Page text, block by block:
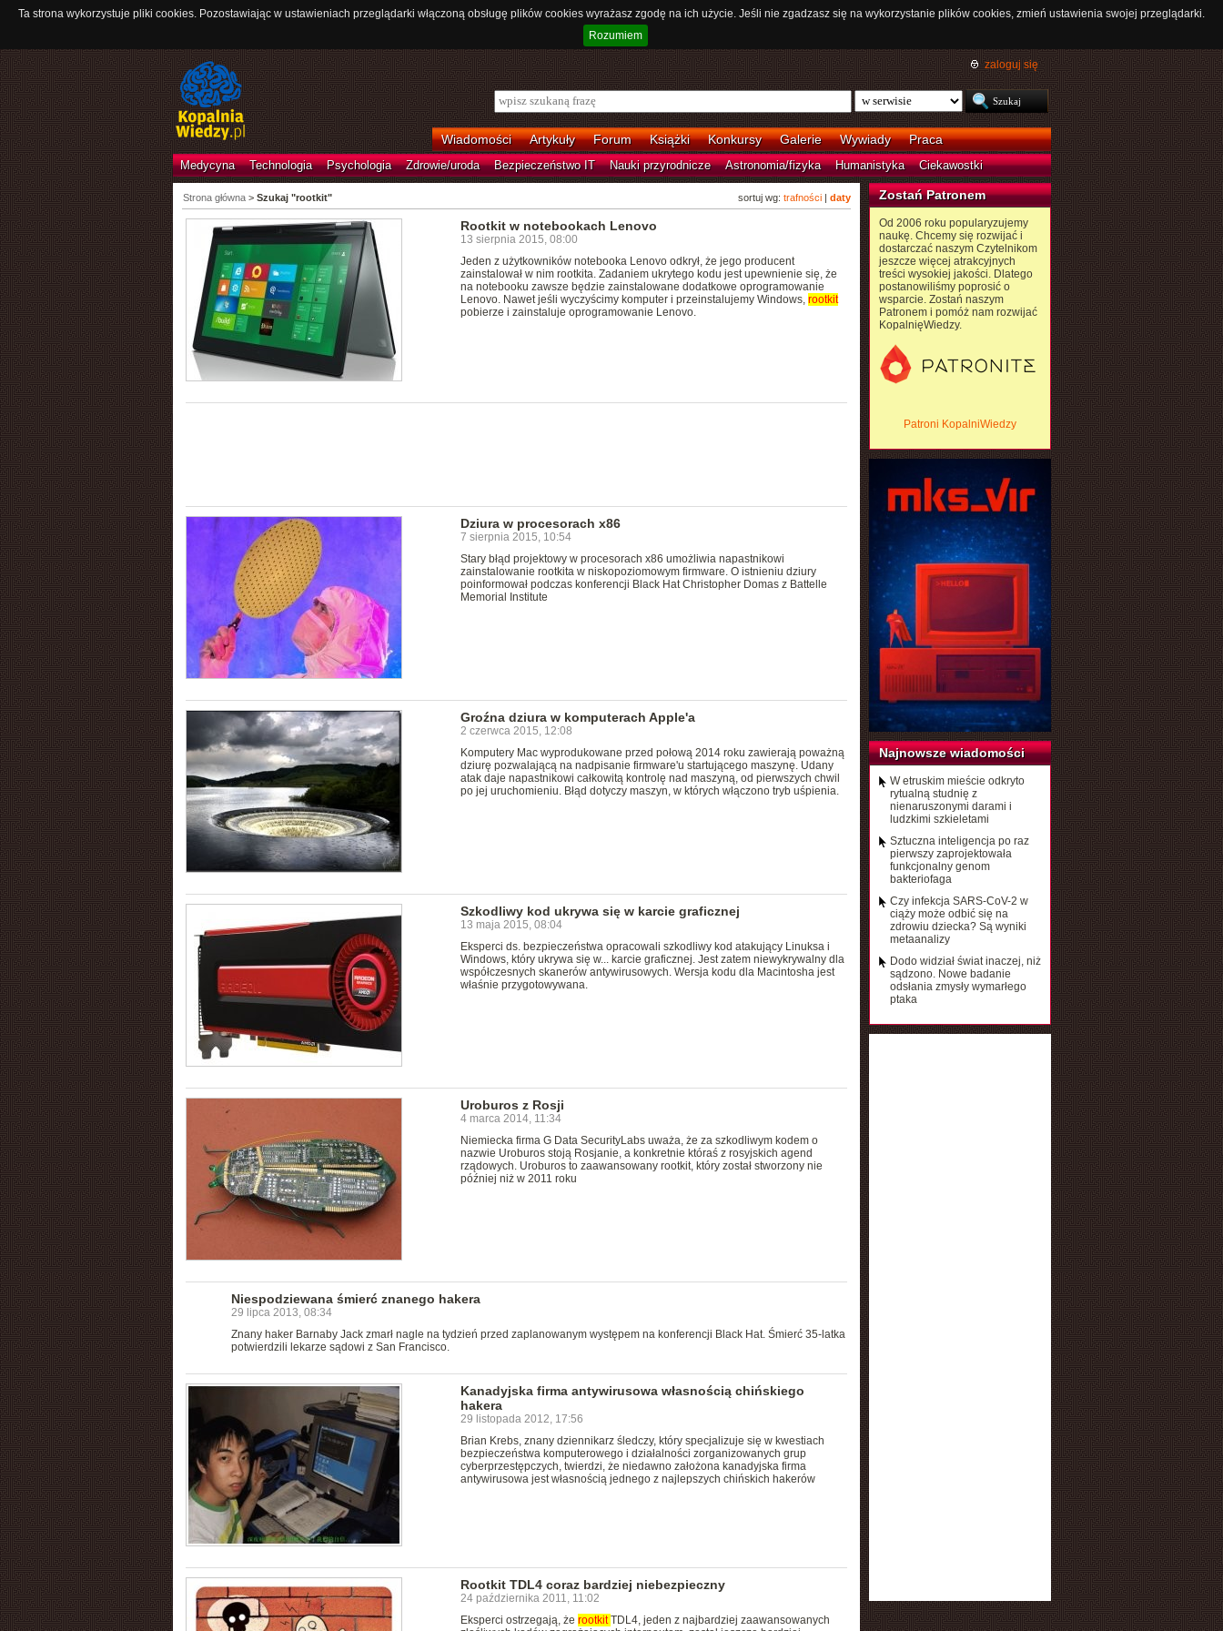
Ta strona wykorzystuje pliki cookies. Pozostawiając w ustawieniach przeglądarki włączoną obsługę plików cookies wyrażasz zgodę na ich użycie. Jeśli nie zgadzasz się na wykorzystanie plików cookies, zmień ustawienia swojej przeglądarki.
Rozumiem
zaloguj się
Wiadomości Artykuły Forum Książki Konkursy Galerie Wywiady Praca
Medycyna Technologia Psychologia Zdrowie/uroda Bezpieczeństwo IT Nauki przyrodnicze Astronomia/fizyka Humanistyka Ciekawostki
sortuj wg: trafności| daty
Strona główna> Szukaj "rootkit"
Rootkit w notebookach Lenovo
13 sierpnia 2015, 08:00
Jeden z użytkowników notebooka Lenovo odkrył, że jego producent
zainstalował w nim rootkita. Zadaniem ukrytego kodu jest upewnienie się, że
na notebooku zawsze będzie zainstalowane dodatkowe oprogramowanie
Lenovo. Nawet jeśli wyczyścimy komputer i przeinstalujemy Windows, rootkit
pobierze i zainstaluje oprogramowanie Lenovo.
Dziura w procesorach x86
7 sierpnia 2015, 10:54
Stary błąd projektowy w procesorach x86 umożliwia napastnikowi
zainstalowanie rootkita w niskopoziomowym firmware. O istnieniu dziury
poinformował podczas konferencji Black Hat Christopher Domas z Battelle
Memorial Institute
Groźna dziura w komputerach Apple'a
2 czerwca 2015, 12:08
Komputery Mac wyprodukowane przed połową 2014 roku zawierają poważną
dziurę pozwalającą na nadpisanie firmware'u startującego maszynę. Udany
atak daje napastnikowi całkowitą kontrolę nad maszyną, od pierwszych chwil
po jej uruchomieniu. Błąd dotyczy maszyn, w których włączono tryb uśpienia.
Szkodliwy kod ukrywa się w karcie graficznej
13 maja 2015, 08:04
Eksperci ds. bezpieczeństwa opracowali szkodliwy kod atakujący Linuksa i
Windows, który ukrywa się w... karcie graficznej. Jest zatem niewykrywalny dla
współczesnych skanerów antywirusowych. Wersja kodu dla Macintosha jest
właśnie przygotowywana.
Uroburos z Rosji
4 marca 2014, 11:34
Niemiecka firma G Data SecurityLabs uważa, że za szkodliwym kodem o
nazwie Uroburos stoją Rosjanie, a konkretnie któraś z rosyjskich agend
rządowych. Uroburos to zaawansowany rootkit, który został stworzony nie
później niż w 2011 roku
Niespodziewana śmierć znanego hakera
29 lipca 2013, 08:34
Znany haker Barnaby Jack zmarł nagle na tydzień przed zaplanowanym występem na konferencji Black Hat. Śmierć 35-latka
potwierdzili lekarze sądowi z San Francisco.
Kanadyjska firma antywirusowa własnością chińskiego
hakera
29 listopada 2012, 17:56
Brian Krebs, znany dziennikarz śledczy, który specjalizuje się w kwestiach
bezpieczeństwa komputerowego i działalności zorganizowanych grup
cyberprzestępczych, twierdzi, że niedawno założona kanadyjska firma
antywirusowa jest własnością jednego z najlepszych chińskich hakerów
Rootkit TDL4 coraz bardziej niebezpieczny
24 października 2011, 11:02
Eksperci ostrzegają, że rootkitTDL4, jeden z najbardziej zaawansowanych
Zostań Patronem
Od 2006 roku popularyzujemy
naukę. Chcemy się rozwijać i
dostarczać naszym Czytelnikom
jeszcze więcej atrakcyjnych
treści wysokiej jakości. Dlatego
postanowiliśmy poprosić o
wsparcie. Zostań naszym
Patronem i pomóż nam rozwijać
KopalnięWiedzy.
Patroni KopalniWiedzy
Najnowsze wiadomości
W etruskim mieście odkryto
rytualną studnię z
nienaruszonymi darami i
ludzkimi szkieletami
Sztuczna inteligencja po raz
pierwszy zaprojektowała
funkcjonalny genom
bakteriofaga
Czy infekcja SARS-CoV-2 w
ciąży może odbić się na
zdrowiu dziecka? Są wyniki
metaanalizy
Dodo widział świat inaczej, niż
sądzono. Nowe badanie
odsłania zmysły wymarłego
ptaka